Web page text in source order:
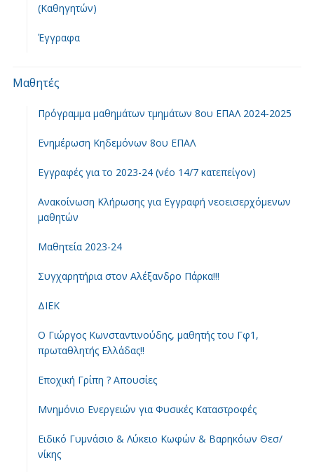
(Καθηγητών)
Έγγραφα
Μαθητές
Πρόγραμμα μαθημάτων τμημάτων 8ου ΕΠΑΛ 2024-2025
Ενημέρωση Κηδεμόνων 8ου ΕΠΑΛ
Εγγραφές για το 2023-24 (νέο 14/7 κατεπείγον)
Ανακοίνωση Κλήρωσης για Εγγραφή νεοεισερχόμενων
μαθητών
Μαθητεία 2023-24
Συγχαρητήρια στον Αλέξανδρο Πάρκα!!!
ΔΙΕΚ
Ο Γιώργος Κωνσταντινούδης, μαθητής του Γφ1,
πρωταθλητής Ελλάδας!!
Εποχική Γρίπη ? Απουσίες
Μνημόνιο Ενεργειών για Φυσικές Καταστροφές
Ειδικό Γυμνάσιο & Λύκειο Κωφών & Βαρηκόων Θεσ/
νίκης